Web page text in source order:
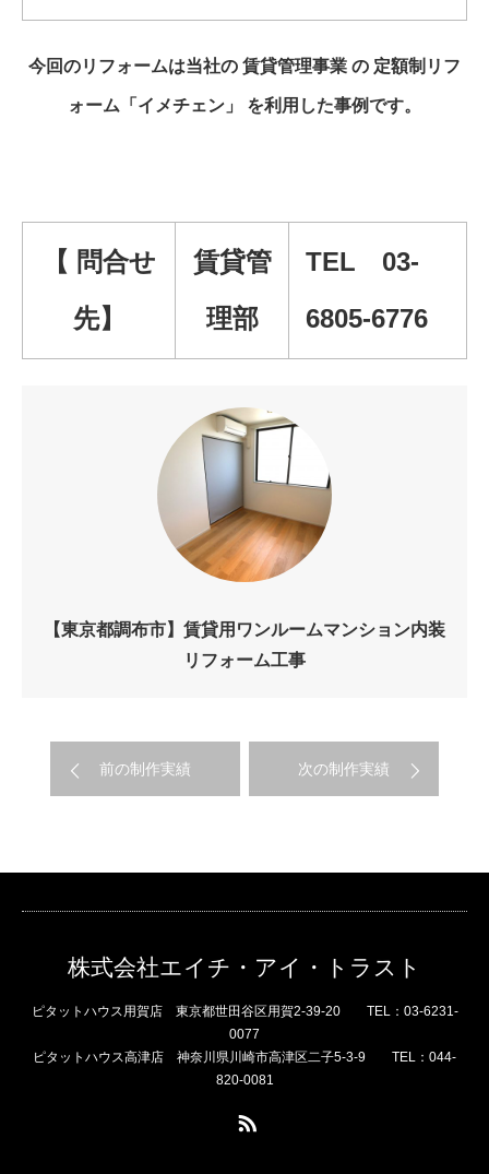
今回のリフォームは当社の 賃貸管理事業 の 定額制リフ
ォーム「イメチェン」 を利用した事例です。
【 問合せ
先】
賃貸管
理部
TEL 03-
6805-6776
【東京都調布市】賃貸用ワンルームマンション内装
リフォーム工事
前の制作実績 次の制作実績
株式会社エイチ・アイ・トラスト
ピタットハウス用賀店 東京都世田谷区用賀2-39-20 TEL：03-6231-
0077
ピタットハウス高津店 神奈川県川崎市高津区二子5-3-9 TEL：044-
820-0081